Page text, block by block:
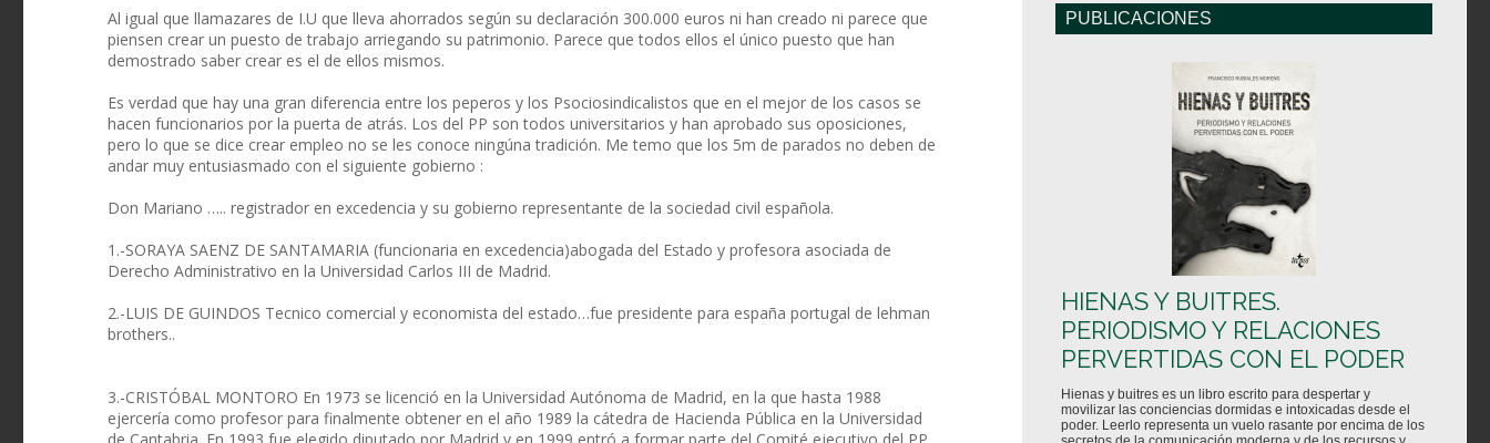
Al igual que llamazares de I.U que lleva ahorrados según su declaración 300.000 euros ni han creado ni parece que
piensen crear un puesto de trabajo arriegando su patrimonio. Parece que todos ellos el único puesto que han
demostrado saber crear es el de ellos mismos.
Es verdad que hay una gran diferencia entre los peperos y los Psociosindicalistos que en el mejor de los casos se
hacen funcionarios por la puerta de atrás. Los del PP son todos universitarios y han aprobado sus oposiciones,
pero lo que se dice crear empleo no se les conoce ningúna tradición. Me temo que los 5m de parados no deben de
andar muy entusiasmado con el siguiente gobierno :
Don Mariano ….. registrador en excedencia y su gobierno representante de la sociedad civil española.
1.-SORAYA SAENZ DE SANTAMARIA (funcionaria en excedencia)abogada del Estado y profesora asociada de
Derecho Administrativo en la Universidad Carlos III de Madrid.
2.-LUIS DE GUINDOS Tecnico comercial y economista del estado…fue presidente para españa portugal de lehman
brothers..
3.-CRISTÓBAL MONTORO En 1973 se licenció en la Universidad Autónoma de Madrid, en la que hasta 1988
ejercería como profesor para finalmente obtener en el año 1989 la cátedra de Hacienda Pública en la Universidad
PUBLICACIONES
HIENAS Y BUITRES.
PERIODISMO Y RELACIONES
PERVERTIDAS CON EL PODER
Hienas y buitres es un libro escrito para despertar y
movilizar las conciencias dormidas e intoxicadas desde el
poder. Leerlo representa un vuelo rasante por encima de los